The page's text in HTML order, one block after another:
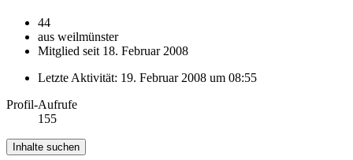
44
aus weilmünster
Mitglied seit 18. Februar 2008
Letzte Aktivität: 19. Februar 2008 um 08:55
Profil-Aufrufe
155
Inhalte suchen